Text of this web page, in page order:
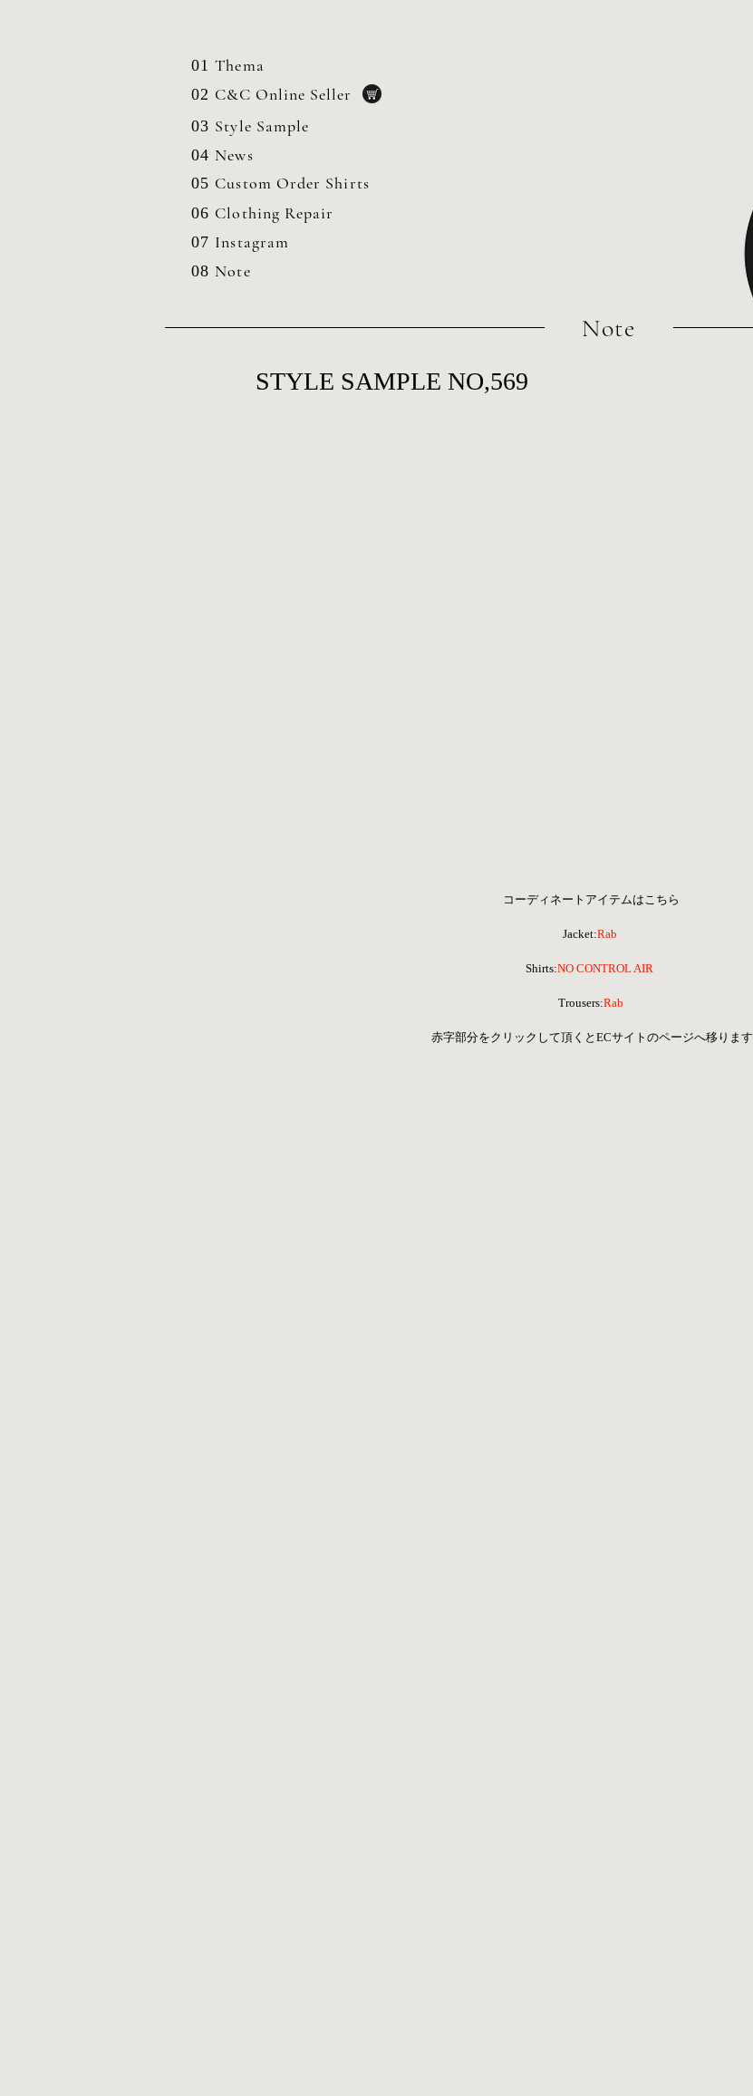
01 Thema
02 C&C Online Seller
03 Style Sample
04 News
05 Custom Order Shirts
06 Clothing Repair
07 Instagram
08 Note
​Note
STYLE SAMPLE NO,569
コーディネートアイテムはこちら
Jacket:Rab
Shirts:NO CONTROL AIR
Trousers:Rab
赤字部分をクリックして頂くとECサイトのページへ移ります